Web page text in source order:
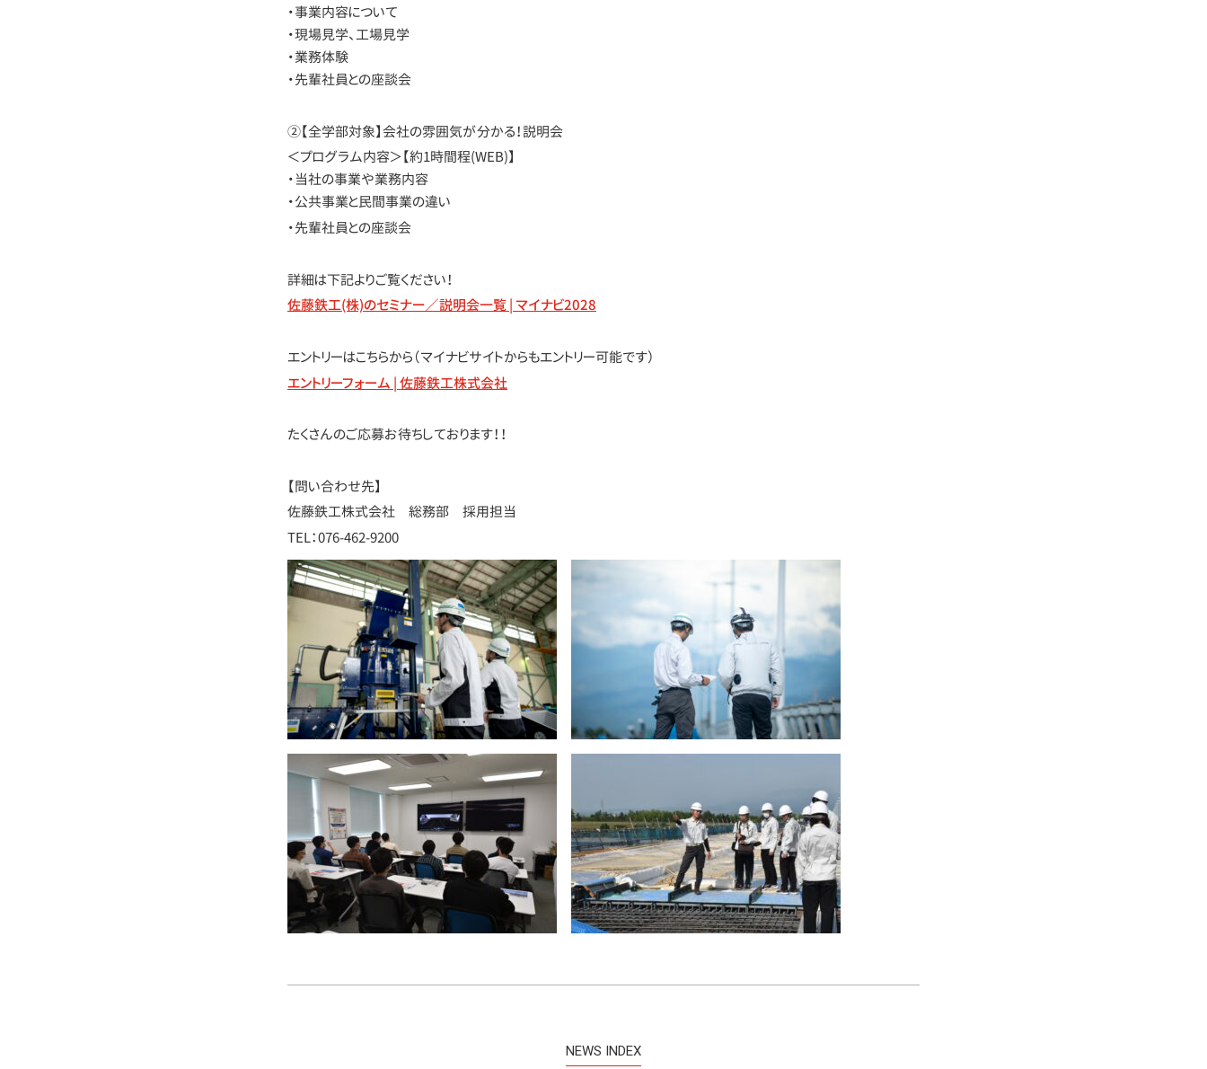
・事業内容について
・現場見学、工場見学
・業務体験
・先輩社員との座談会
②【全学部対象】会社の雰囲気が分かる！説明会
＜プログラム内容＞【約1時間程(WEB)】
・当社の事業や業務内容
・公共事業と民間事業の違い
・先輩社員との座談会
詳細は下記よりご覧ください！
佐藤鉄工(株)のセミナー／説明会一覧 | マイナビ2028
エントリーはこちらから（マイナビサイトからもエントリー可能です）
エントリーフォーム | 佐藤鉄工株式会社
たくさんのご応募お待ちしております！！
【問い合わせ先】
佐藤鉄工株式会社 総務部 採用担当
TEL：076-462-9200
NEWS INDEX